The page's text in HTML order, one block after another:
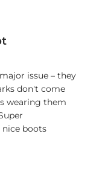
issue – they
don't come
wearing them
nice boots